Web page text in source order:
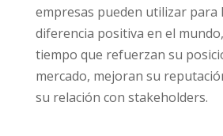
empresas pueden utilizar para
diferencia positiva en el
tiempo que refuerzan su
mercado, mejoran su
su relación con stakeholders.